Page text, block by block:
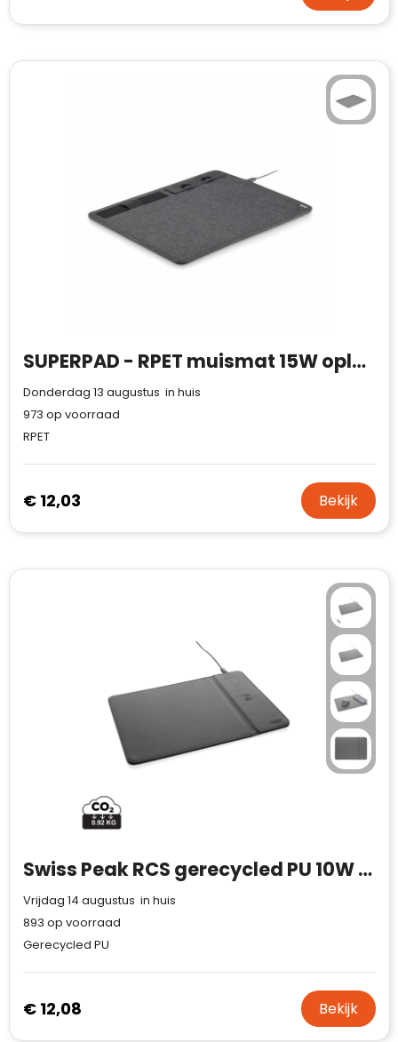
SUPERPAD - RPET muismat 15W oplader
Donderdag 13 augustus in huis
973 op voorraad
RPET
€ 12,03 Bekijk
Swiss Peak RCS gerecycled PU 10W draadloze oplader muismat
Vrijdag 14 augustus in huis
893 op voorraad
Gerecycled PU
€ 12,08 Bekijk